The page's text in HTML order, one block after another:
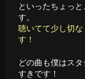
といったちょっ
す。
聴いてて少し切
す！
どの曲も僕はス
すきです！